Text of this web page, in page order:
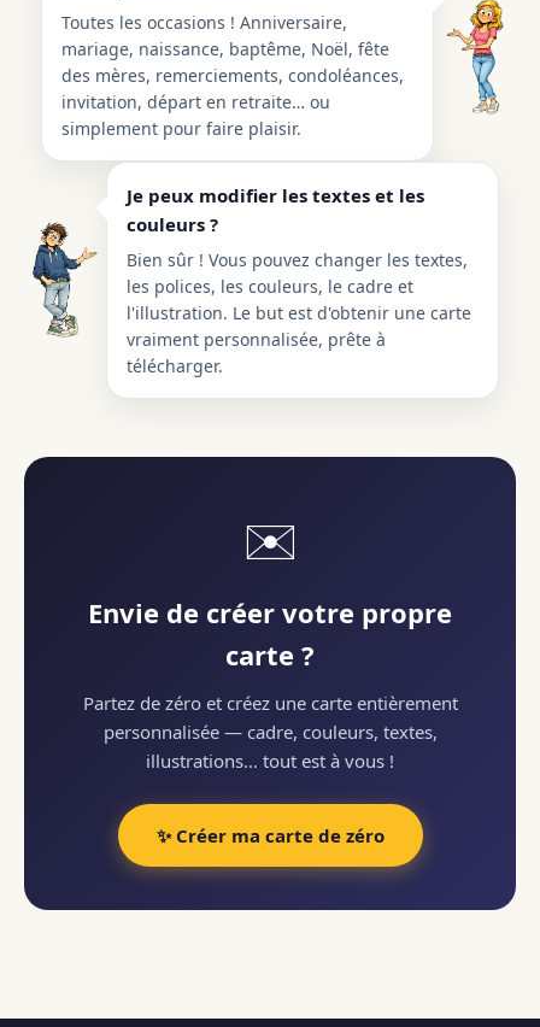
Toutes les occasions ! Anniversaire,
mariage, naissance, baptême, Noël, fête
des mères, remerciements, condoléances,
invitation, départ en retraite… ou
simplement pour faire plaisir.
Je peux modifier les textes et les
couleurs ?
Bien sûr ! Vous pouvez changer les textes,
les polices, les couleurs, le cadre et
l'illustration. Le but est d'obtenir une carte
vraiment personnalisée, prête à
télécharger.
✉️
Envie de créer votre propre
carte ?
Partez de zéro et créez une carte entièrement
personnalisée — cadre, couleurs, textes,
illustrations… tout est à vous !
✨ Créer ma carte de zéro